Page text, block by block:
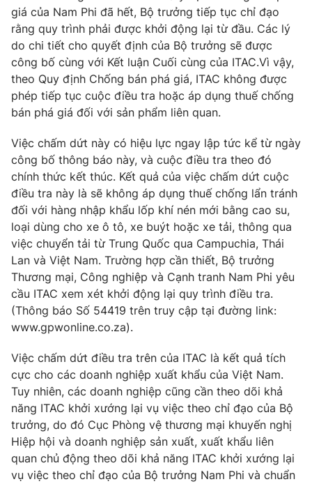
Ðiện thoại Thời báo VTV:024.66 897 897
Email:toasoan@vtv.vn
Liên hệ quảng cáo:024-7300.7108
® Cấm sao chép dưới mọi hình thức nếu không có sự chấp
thuận bằng văn bản. Ghi rõ nguồn VTV.vn khi phát hành lại
thông tin từ website này.
giá của Nam Phi đã hết, Bộ trưởng tiếp tục chỉ đạo
rằng quy trình phải được khởi động lại từ đầu. Các lý
do chi tiết cho quyết định của Bộ trưởng sẽ được
công bố cùng với Kết luận Cuối cùng của ITAC.Vì vậy,
theo Quy định Chống bán phá giá, ITAC không được
phép tiếp tục cuộc điều tra hoặc áp dụng thuế chống
bán phá giá đối với sản phẩm liên quan.
Việc chấm dứt này có hiệu lực ngay lập tức kể từ ngày
công bố thông báo này, và cuộc điều tra theo đó
chính thức kết thúc. Kết quả của việc chấm dứt cuộc
điều tra này là sẽ không áp dụng thuế chống lẩn tránh
đối với hàng nhập khẩu lốp khí nén mới bằng cao su,
loại dùng cho xe ô tô, xe buýt hoặc xe tải, thông qua
việc chuyển tải từ Trung Quốc qua Campuchia, Thái
Lan và Việt Nam. Trường hợp cần thiết, Bộ trưởng
Thương mại, Công nghiệp và Cạnh tranh Nam Phi yêu
cầu ITAC xem xét khởi động lại quy trình điều tra.
(Thông báo Số 54419 trên truy cập tại đường link:
www.gpwonline.co.za).
Việc chấm dứt điều tra trên của ITAC là kết quả tích
cực cho các doanh nghiệp xuất khẩu của Việt Nam.
Tuy nhiên, các doanh nghiệp cũng cần theo dõi khả
năng ITAC khởi xướng lại vụ việc theo chỉ đạo của Bộ
trưởng, do đó Cục Phòng vệ thương mại khuyến nghị
Hiệp hội và doanh nghiệp sản xuất, xuất khẩu liên
quan chủ động theo dõi khả năng ITAC khởi xướng lại
vụ việc theo chỉ đạo của Bộ trưởng Nam Phi và chuẩn